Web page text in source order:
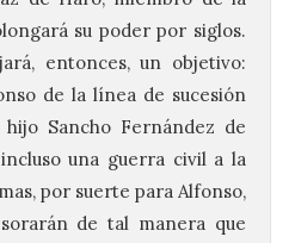
su poder por siglos.
entonces, un objetivo:
de la línea de sucesión
Sancho Fernández de
una guerra civil a la
por suerte para Alfonso,
de tal manera que